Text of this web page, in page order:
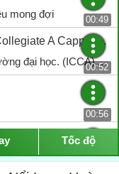
mong đợi
00:49
A Cappella.
đại học. (ICCA) ...
00:52
00:56
wrong.
sai.
00:57
Tốc độ